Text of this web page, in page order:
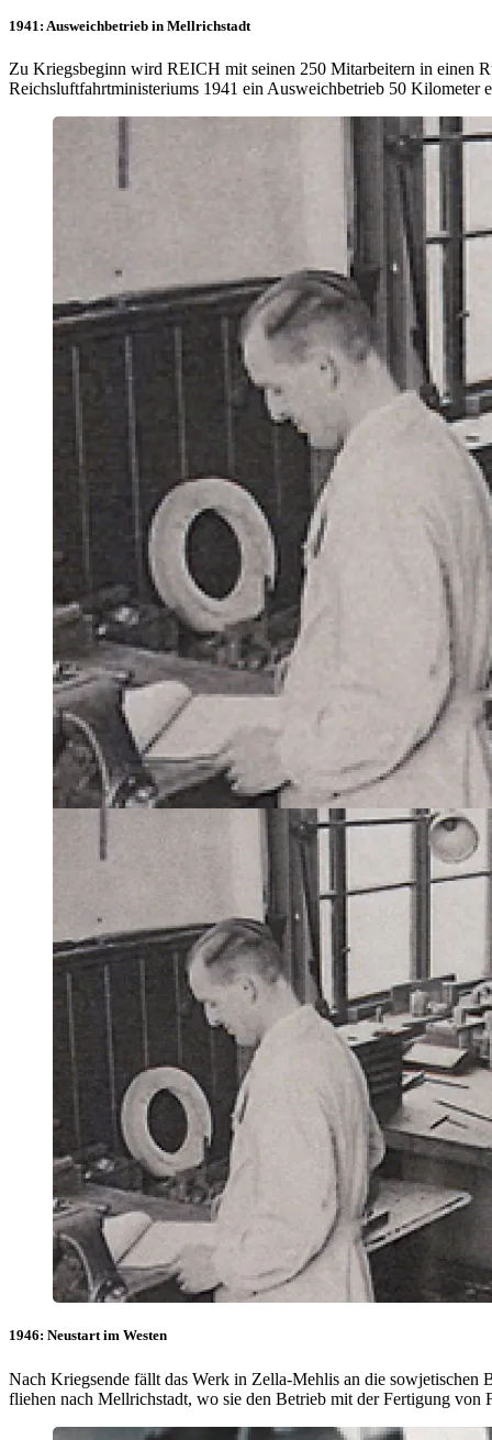
1941: Ausweichbetrieb in Mellrichstadt
Zu Kriegsbeginn wird REICH mit seinen 250 Mitarbeitern in einen
Reichsluftfahrtministeriums 1941 ein Ausweichbetrieb 50 Kilometer
1946: Neustart im Westen
Nach Kriegsende fällt das Werk in Zella-Mehlis an die
fliehen nach Mellrichstadt, wo sie den Betrieb mit der Fertigung von